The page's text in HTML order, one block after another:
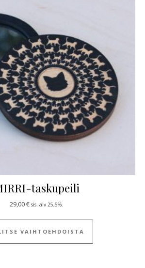
taskupeili
29,00€ sis. alv 25,5%.
VAIHTOEHDOISTA
Tällä tuotteella